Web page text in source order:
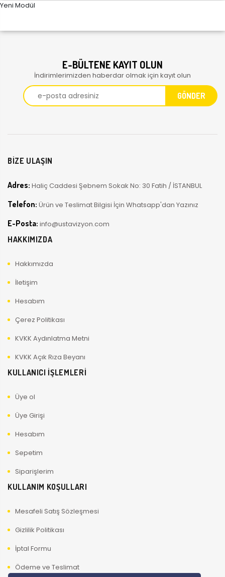
Yeni Modül
E-BÜLTENE KAYIT OLUN
İndirimlerimizden haberdar olmak için kayıt olun
BİZE ULAŞIN
Adres: Haliç Caddesi Şebnem Sokak No: 30 Fatih / İSTANBUL
Telefon: Ürün ve Teslimat Bilgisi İçin Whatsapp'dan Yazınız
E-Posta: info@ustavizyon.com
HAKKIMIZDA
Hakkımızda
İletişim
Hesabım
Çerez Politikası
KVKK Aydınlatma Metni
KVKK Açık Rıza Beyanı
KULLANICI İŞLEMLERİ
Üye ol
Üye Girişi
Hesabım
Sepetim
Siparişlerim
KULLANIM KOŞULLARI
Mesafeli Satış Sözleşmesi
Gizlilik Politikası
İptal Formu
Ödeme ve Teslimat